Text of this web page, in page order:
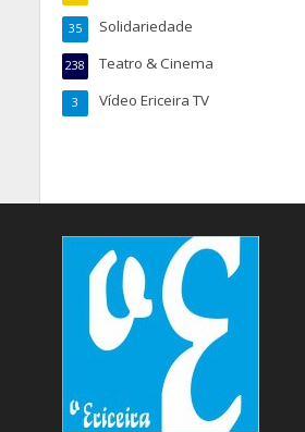
Solidariedade
35
Teatro & Cinema
238
Vídeo Ericeira TV
3